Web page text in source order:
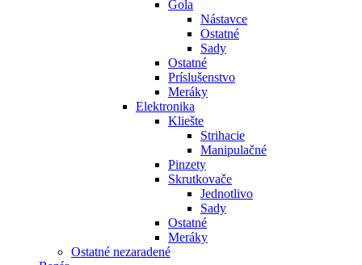
Gola
Nástavce
Ostatné
Sady
Ostatné
Príslušenstvo
Meráky
Elektronika
Kliešte
Strihacie
Manipulačné
Pinzety
Skrutkovače
Jednotlivo
Sady
Ostatné
Meráky
Ostatné nezaradené